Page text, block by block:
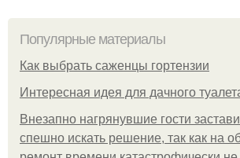
Популярные материалы
Как выбрать саженцы гортензии
Интересная идея для дачного
Внезапно нагрянувшие гости
спешно искать решение, так как на